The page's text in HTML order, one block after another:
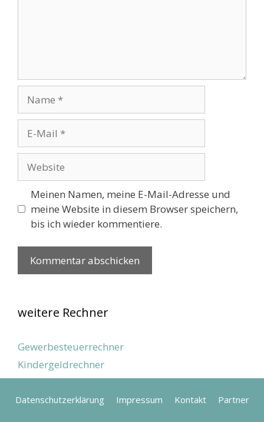
Mail
Meinen Namen, meine E-Mail-Adresse und
meine Website in diesem Browser speichern,
bis ich wieder kommentiere.
weitere Rechner
Gewerbesteuerrechner
Kindergeldrechner
Datenschutzerklärung Impressum Kontakt Partner